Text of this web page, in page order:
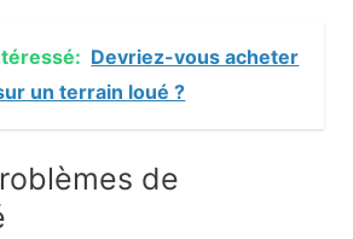
Devriez-vous acheter
un terrain loué ?
de